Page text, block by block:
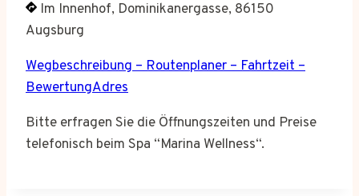
Im Innenhof, Dominikanergasse, 86150
Augsburg
Wegbeschreibung – Routenplaner – Fahrtzeit –
BewertungAdres
Bitte erfragen Sie die Öffnungszeiten und Preise
telefonisch beim Spa “Marina Wellness“.